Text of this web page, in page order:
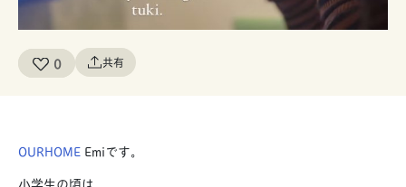
0 共有
OURHOME Emiです。
小学生の頃は